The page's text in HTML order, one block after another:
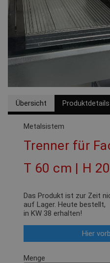
Übersicht Produktdetails
Metalsistem
Trenner für
T 60 cm | H
Das Produkt ist zur Zeit
auf Lager. Heute bestellt,
in KW 38 erhalten!
Hier
Menge